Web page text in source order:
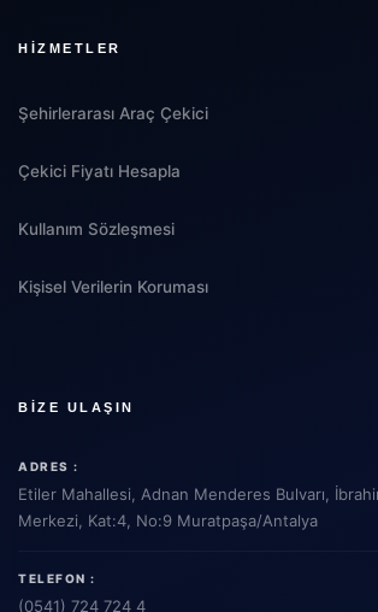
HIZMETLER
Şehirlerarası Araç Çekici
Çekici Fiyatı Hesapla
Kullanım Sözleşmesi
Kişisel Verilerin Koruması
BIZE ULAŞIN
ADRES :
Etiler Mahallesi, Adnan Menderes Bulvarı,
Merkezi, Kat:4, No:9 Muratpaşa/Antalya
TELEFON :
(0541) 724 724 4